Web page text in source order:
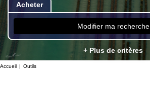
Acheter
Modifier ma recherche
+ Plus de critères
Accueil Outils